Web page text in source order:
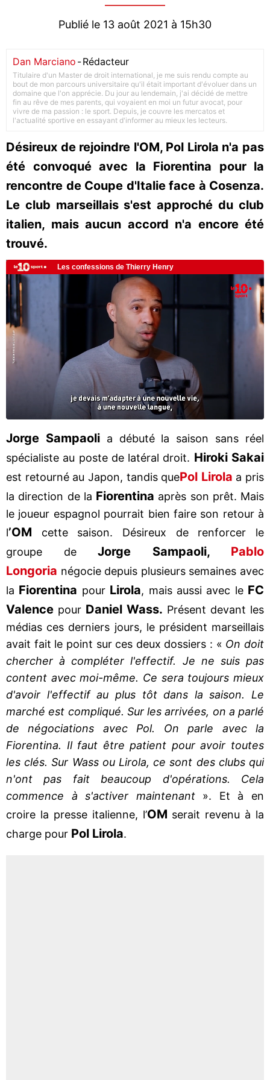
Publié le 13 août 2021 à 15h30
Dan Marciano -Rédacteur
Titulaire d'un Master de droit international, je me suis rendu compte au
bout de mon parcours universitaire qu'il était important d'évoluer dans un
domaine que l'on apprécie. Du jour au lendemain, j'ai décidé de mettre
fin au rêve de mes parents, qui voyaient en moi un futur avocat, pour
vivre de ma passion : le sport. Depuis, je couvre les mercatos et
l'actualité sportive en essayant d'informer au mieux les lecteurs.
Désireux de rejoindre l'OM, Pol Lirola n'a pas
été convoqué avec la Fiorentina pour la
rencontre de Coupe d'Italie face à Cosenza.
Le club marseillais s'est approché du club
italien, mais aucun accord n'a encore été
trouvé.
Jorge Sampaolia débuté la saison sans réel
spécialiste au poste de latéral droit. Hiroki Sakai
est retourné au Japon, tandis quePol Lirola a pris
la direction de la Fiorentina après son prêt. Mais
le joueur espagnol pourrait bien faire son retour à
l’OM cette saison. Désireux de renforcer le
groupe de Jorge Sampaoli, Pablo
Longoria négocie depuis plusieurs semaines avec
la Fiorentina pour Lirola, mais aussi avec leFC
Valence pour Daniel Wass. Présent devant les
médias ces derniers jours, le président marseillais
avait fait le point sur ces deux dossiers : « On doit
chercher à compléter l'effectif. Je ne suis pas
content avec moi-même. Ce sera toujours mieux
d'avoir l'effectif au plus tôt dans la saison. Le
marché est compliqué. Sur les arrivées, on a parlé
de négociations avec Pol. On parle avec la
Fiorentina. Il faut être patient pour avoir toutes
les clés. Sur Wass ou Lirola, ce sont des clubs qui
n'ont pas fait beaucoup d'opérations. Cela
commence à s'activer maintenant ». Et à en
croire la presse italienne, l’OM serait revenu à la
charge pour Pol Lirola.